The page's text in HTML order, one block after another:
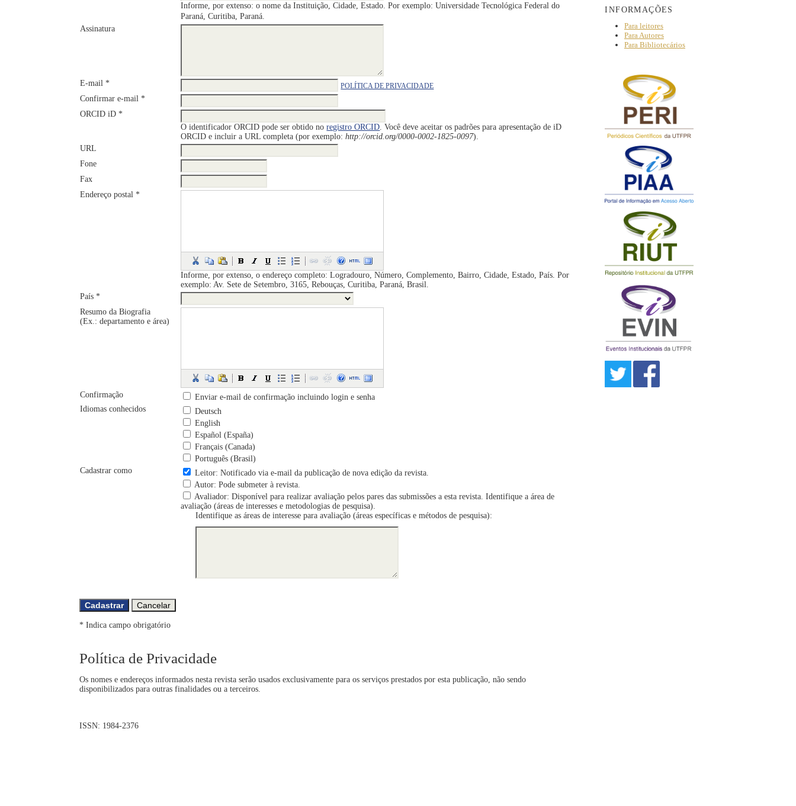
INFORMAÇÕES
Para leitores
Para Autores
Para Bibliotecários
Informe, por extenso: o nome da Instituição, Cidade, Estado. Por exemplo: Universidade Tecnológica Federal do
Paraná, Curitiba, Paraná.
Assinatura
E-mail * POLÍTICA DE PRIVACIDADE
Confirmar e-mail *
ORCID iD *
O identificador ORCID pode ser obtido noregistro ORCID . Você deve aceitar os padrões para apresentação de iD
ORCID e incluir a URL completa (por exemplo:http://orcid.org/0000-0002-1825-0097).
URL
Fone
Fax
Endereço postal *
Informe, por extenso, o endereço completo: Logradouro, Número, Complemento, Bairro, Cidade, Estado, País. Por
exemplo: Av. Sete de Setembro, 3165, Rebouças, Curitiba, Paraná, Brasil.
País *
Resumo da Biografia
(Ex.: departamento e área)
Confirmação
Enviar e-mail de confirmação incluindo login e senha
Idiomas conhecidos
Deutsch
English
Español (España)
Français (Canada)
Português (Brasil)
Cadastrar como
Leitor: Notificado via e-mail da publicação de nova edição da revista.
Autor: Pode submeter à revista.
Avaliador: Disponível para realizar avaliação pelos pares das submissões a esta revista. Identifique a área de
avaliação (áreas de interesses e metodologias de pesquisa).
Identifique as áreas de interesse para avaliação (áreas específicas e métodos de pesquisa):
* Indica campo obrigatório
Política de Privacidade
Os nomes e endereços informados nesta revista serão usados exclusivamente para os serviços prestados por esta publicação, não sendo
disponibilizados para outras finalidades ou a terceiros.
ISSN: 1984-2376